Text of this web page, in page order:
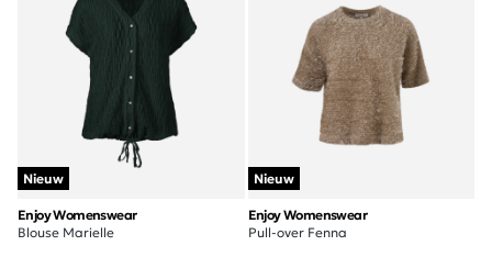
Nieuw
Enjoy Womenswear
Blouse Marielle
Nieuw
Enjoy Womenswear
Pull-over Fenna